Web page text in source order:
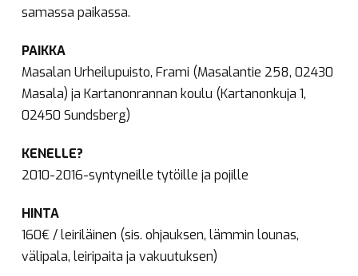
samassa paikassa.
PAIKKA
Masalan Urheilupuisto, Frami (Masalantie 258, 02430
Masala) ja Kartanonrannan koulu (Kartanonkuja 1,
02450 Sundsberg)
KENELLE?
2010-2016-syntyneille tytöille ja pojille
HINTA
160€ / leiriläinen (sis. ohjauksen, lämmin lounas,
välipala, leiripaita ja vakuutuksen)